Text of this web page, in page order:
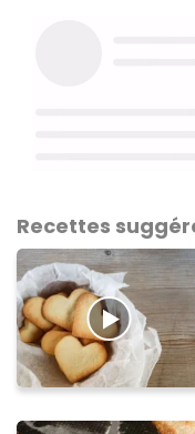
Recettes